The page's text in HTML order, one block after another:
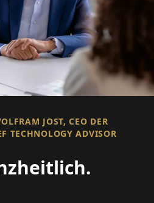
JOST, CEO DER
TECHNOLOGY ADVISOR